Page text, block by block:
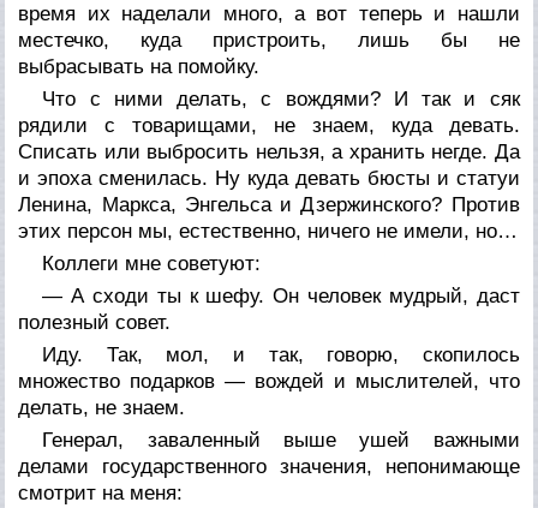
время их наделали много, а вот теперь и нашли
местечко, куда пристроить, лишь бы не
выбрасывать на помойку.
Что с ними делать, с вождями? И так и сяк
рядили с товарищами, не знаем, куда девать.
Списать или выбросить нельзя, а хранить негде. Да
и эпоха сменилась. Ну куда девать бюсты и статуи
Ленина, Маркса, Энгельса и Дзержинского? Против
этих персон мы, естественно, ничего не имели, но…
Коллеги мне советуют:
— А сходи ты к шефу. Он человек мудрый, даст
полезный совет.
Иду. Так, мол, и так, говорю, скопилось
множество подарков — вождей и мыслителей, что
делать, не знаем.
Генерал, заваленный выше ушей важными
делами государственного значения, непонимающе
смотрит на меня: